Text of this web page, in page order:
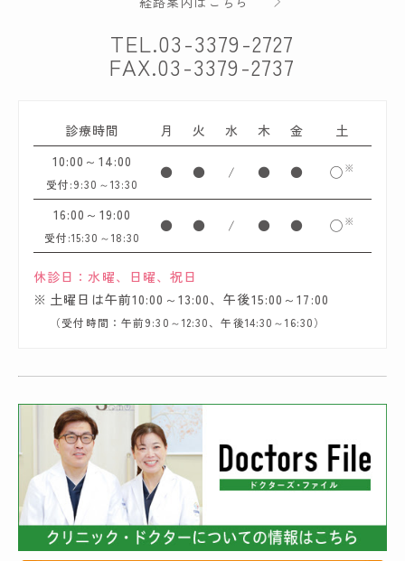
TEL.03-3379-2727
FAX.03-3379-2737
診療時間 月 火 水 木 金
土
10:00～14:00
受付:9:30～13:30
● ● / ● ● ◯ ※
16:00～19:00
受付:15:30～18:30
● ● / ● ● ◯ ※
休診日：水曜、日曜、祝日
土曜日は午前10:00～13:00、午後15:00～17:00
（受付時間：午前9:30～12:30、午後14:30～16:30）